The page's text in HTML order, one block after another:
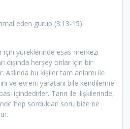
eden gurup (3:13-15)
için yüreklerinde esas merkezi
dışında herşey onlar için bir
bu kişiler tam anlamı ile
ve evreni yaratanı bile kendilerine
içindedirler. Tanrı ile ilişkilerinde,
hep sordukları soru bize ne